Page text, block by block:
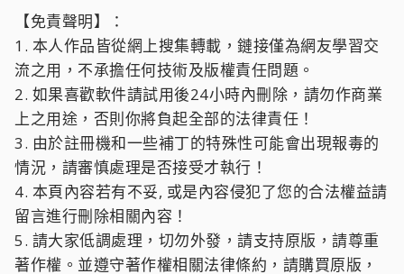
【免責聲明】：
1. 本人作品皆從網上搜集轉載，鏈接僅為網友學習交
流之用，不承擔任何技術及版權責任問題。
2. 如果喜歡軟件請試用後24小時內刪除，請勿作商業
上之用途，否則你將負起全部的法律責任！
3. 由於註冊機和一些補丁的特殊性可能會出現報毒的
情況，請審慎處理是否接受才執行！
4. 本頁內容若有不妥, 或是內容侵犯了您的合法權益請
留言進行刪除相關內容！
5. 請大家低調處理，切勿外發，請支持原版，請尊重
著作權。並遵守著作權相關法律條約，請購買原版，